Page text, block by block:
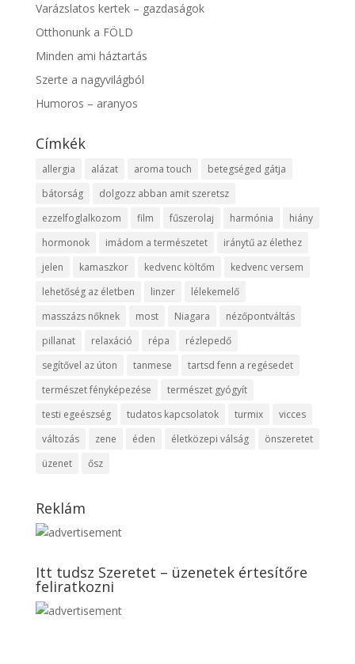
Varázslatos kertek – gazdaságok
Otthonunk a FÖLD
Minden ami háztartás
Szerte a nagyvilágból
Humoros – aranyos
Címkék
allergia alázat aroma touch
betegséged gátja
bátorság
dolgozz abban amit szeretsz
ezzelfoglalkozom
film fűszerolaj harmónia
hiány
hormonok
imádom a természetet
iránytű az élethez
jelen
kamaszkor kedvenc költőm
kedvenc versem
lehetőség az életben
linzer
lélekemelő
masszázs nőknek
most Niagara
nézőpontváltás
pillanat
relaxáció répa
rézlepedő
segítővel az úton
tanmese
tartsd fenn a regésedet
természet fényképezése
természet gyógyít
testi egeészség
tudatos kapcsolatok turmix
vicces
változás
zene éden életközepi válság
önszeretet
üzenet
ősz
Reklám
Itt tudsz Szeretet – üzenetek értesítőre
feliratkozni